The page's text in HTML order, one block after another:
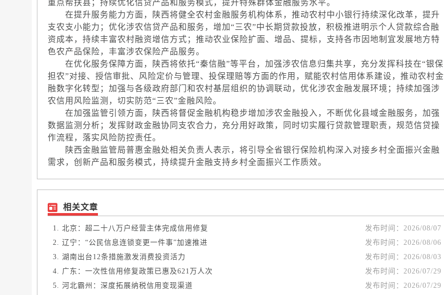
重点帮扶县；持续优化信贷产品和服务模式，提升特殊群体金融服务水平。
在提升服务能力方面，陕西将健全农村金融服务机构体系，推动农村中小银行持续深化改革，提升
支农支小能力；优化涉农信贷产品和服务，增加“三农”中长期贷款投放，积极推进明示个人贷款综合融
资成本，持续丰富农村融资增信方式；推动农业保险扩面、增品、提标，支持各市因地制宜发展地方特
色农产品保险，丰富涉农保险产品服务。
在优化服务保障方面，陕西将依托“秦信融”等平台，加强涉农信息归集共享，充分发挥科技在“银保
担农”对接、授信审批、风险定价与管理、投保理赔等方面的作用，赋能农村信用体系建设，推动农村金
融数字化转型；加强与各级政府部门和农村基层组织的协调联动，优化涉农金融发展环境；持续加强涉
农信用风险监测，切实防范“三农”金融风险。
在加强监管引领方面，陕西将督促金融机构稳步增加涉农金融投入，不断优化县域金融服务，加强
数据监测分析；发挥财政金融协同支农合力，充分用好政策，同时切实履行贷款管理职责，规范信贷操
作流程，落实风险防控责任。
陕西金融监管局普惠金融处相关负责人表示，将引导全省银行保险机构深入对接乡村全面振兴金融
需求，创新产品和服务模式，持续提升金融支持乡村全面振兴工作质效。
相关文章
北京：超二十八万户经营主体完成信用修复 发布时间： 2026/08/07
辽宁：“公民信息连锁变更一件事”加速推进
发布时间： 2026/08/06
湖南出台12条措施激发消费投资活力
发布时间： 2026/08/03
广东：一次性信用修复政策已惠及621万人次
发布时间： 2026/07/29
河北霸州：深度拓展纳税信用变现渠道
发布时间： 2026/07/29